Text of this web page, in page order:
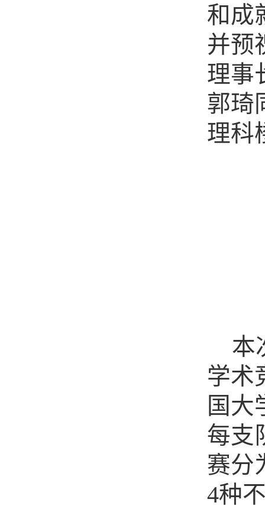
和成
并预
理事
郭琦
理科
本
学术
国大
每支
赛分
4种